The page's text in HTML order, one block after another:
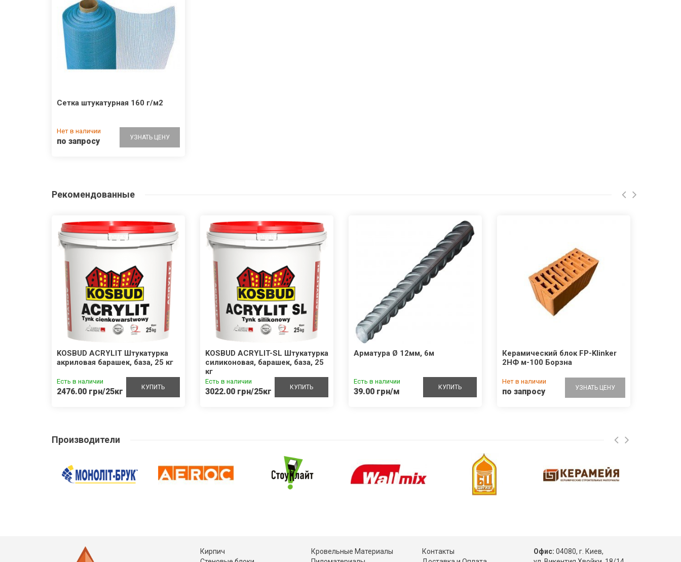
Сетка штукатурная 160 г/м2
Нет в наличии
по запросу УЗНАТЬ ЦЕНУ
Рекомендованные
KOSBUD ACRYLIT Штукатурка
акриловая барашек, база, 25 кг
Есть в наличии
2476.00 грн/25кг КУПИТЬ
KOSBUD ACRYLIT-SL Штукатурка
силиконовая, барашек, база, 25
кг
Есть в наличии
3022.00 грн/25кг КУПИТЬ
Арматура Ø 12мм, 6м
Есть в наличии
39.00 грн/м КУПИТЬ
Керамический блок FP-Klinker
2НФ м-100 Борзна
Нет в наличии
по запросу УЗНАТЬ ЦЕНУ
Производители
Кирпич
Кровельные Материалы
Контакты
Офис: 04080, г. Киев,